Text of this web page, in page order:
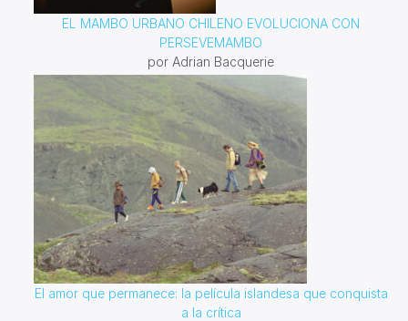
EL MAMBO URBANO CHILENO EVOLUCIONA CON
PERSEVEMAMBO
por Adrian Bacquerie
El amor que permanece: la película islandesa que conquista
a la crítica